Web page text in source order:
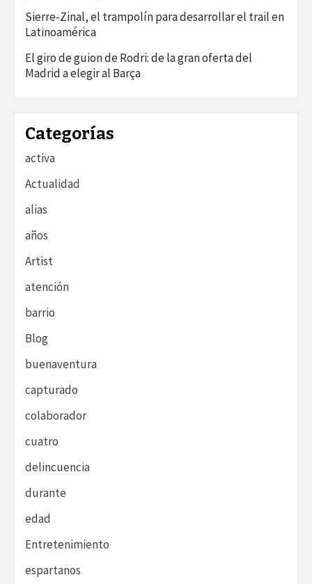
Sierre-Zinal, el trampolín para desarrollar el trail en
Latinoamérica
El giro de guion de Rodri: de la gran oferta del
Madrid a elegir al Barça
Categorías
activa
Actualidad
alias
años
Artist
atención
barrio
Blog
buenaventura
capturado
colaborador
cuatro
delincuencia
durante
edad
Entretenimiento
espartanos